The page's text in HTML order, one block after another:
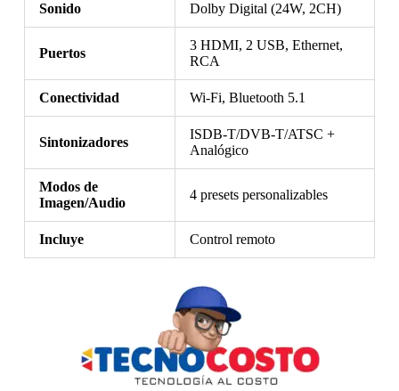
Sonido Dolby Digital (24W, 2CH)
Puertos
3 HDMI, 2 USB, Ethernet,
RCA
Conectividad Wi-Fi, Bluetooth 5.1
Sintonizadores
ISDB-T/DVB-T/ATSC +
Analógico
Modos de
Imagen/Audio
4 presets personalizables
Incluye Control remoto